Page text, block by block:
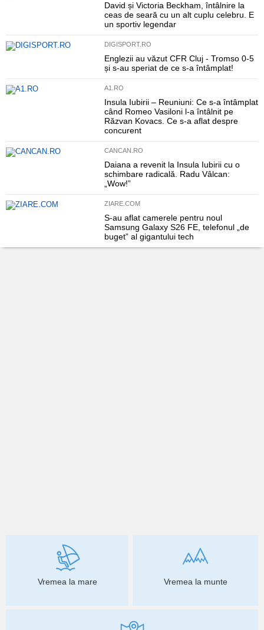
David și Victoria Beckham, întâlnire la
ceas de seară cu un alt cuplu celebru. E
un sportiv legendar
DIGISPORT.RO
Englezii au văzut CFR Cluj - Tromso 0-5
și s-au speriat de ce s-a întâmplat!
A1.RO
Insula Iubirii – Reuniuni: Ce s-a întâmplat
când Romeo Vasiloni l-a întâlnit pe
Răzvan Kovacs. Ce s-a aflat despre
concurent
CANCAN.RO
Daiana a revenit la Insula Iubirii cu o
schimbare radicală. Radu Vâlcan:
„Wow!”
ZIARE.COM
S-au aflat camerele pentru noul
Samsung Galaxy S26 FE, telefonul „de
buget” al gigantului tech
Vremea la mare Vremea la munte